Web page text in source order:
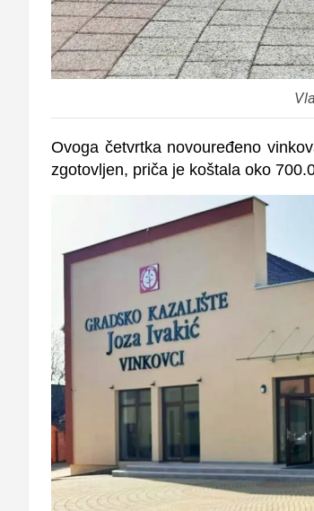
Ovoga četvrtka novouređeno
zgotovljen, priča je koštala oko